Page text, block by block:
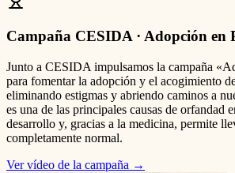
Campaña CESIDA · Adopción en
Junto a CESIDA impulsamos la campaña
para fomentar la adopción y el acogimiento
eliminando estigmas y abriendo caminos a
es una de las principales causas de orfandad
desarrollo y, gracias a la medicina, permite
completamente normal.
Ver vídeo de la campaña →